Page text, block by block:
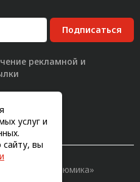
услуг и
вы
Подписаться
рекламной и
профиль «Алюмика»